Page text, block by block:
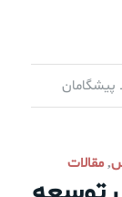
پیشگامان
,مقالات